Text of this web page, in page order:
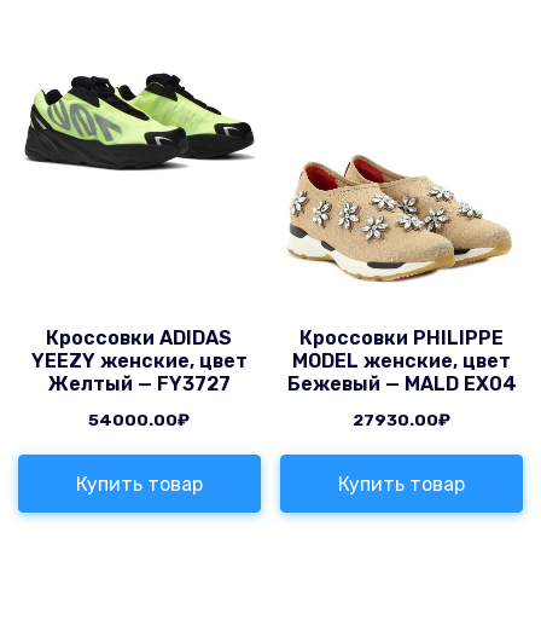
Кроссовки ADIDAS
YEEZY женские, цвет
Желтый — FY3727
54000.00₽
Купить товар
Кроссовки PHILIPPE
MODEL женские, цвет
Бежевый — MALD EX04
27930.00₽
Купить товар